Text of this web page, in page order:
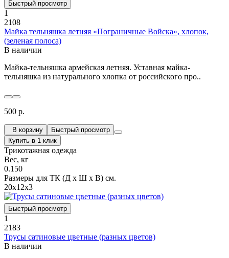
Быстрый просмотр
1
2108
Майка тельняшка летняя «Пограничные Войска», хлопок,
(зеленая полоса)
В наличии
Майка-тельняшка армейская летняя. Уставная майка-
тельняшка из натурального хлопка от российского про..
500 р.
В корзину
Быстрый просмотр
Купить в 1 клик
Трикотажная одежда
Вес, кг
0.150
Размеры для ТК (Д х Ш х В) см.
20х12х3
Быстрый просмотр
1
2183
Трусы сатиновые цветные (разных цветов)
В наличии